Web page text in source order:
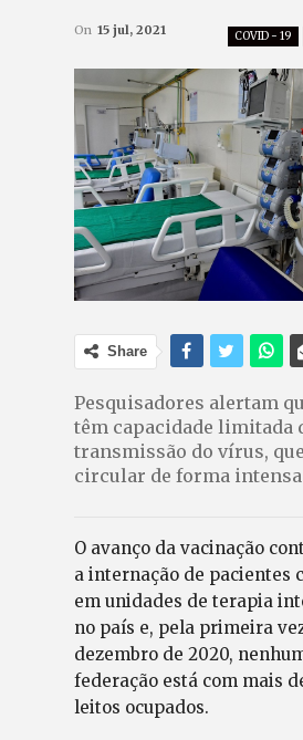
COVID - 19
On 15 jul, 2021
Share
Pesquisadores alertam
têm capacidade limitada
transmissão do vírus,
circular de forma intensa
O avanço da vacinação
a internação de pacientes
em unidades de terapia
no país e, pela primeira
dezembro de 2020,
federação está com mais
leitos ocupados.